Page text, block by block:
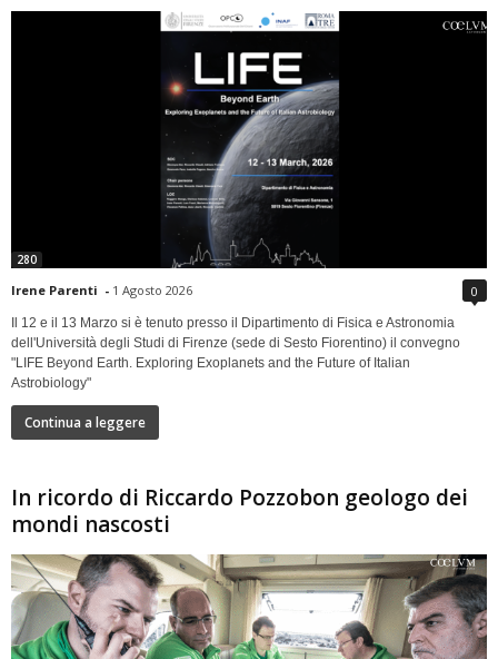
280
Irene Parenti - 1 Agosto 2026 0
Il 12 e il 13 Marzo si è tenuto presso il Dipartimento di Fisica e Astronomia
dell'Università degli Studi di Firenze (sede di Sesto Fiorentino) il convegno
"LIFE Beyond Earth. Exploring Exoplanets and the Future of Italian
Astrobiology"
Continua a leggere
In ricordo di Riccardo Pozzobon geologo dei
mondi nascosti